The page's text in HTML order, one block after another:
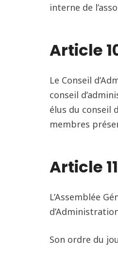
interne de
Article
Le Conseil
conseil
élus du conseil
membres
Article 11
L’Assemblée
Son ordre du